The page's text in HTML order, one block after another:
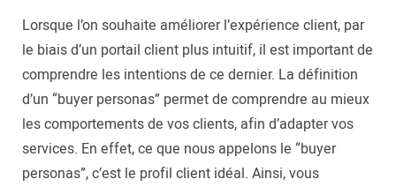
Lorsque l’on souhaite améliorer l’expérience client, par
le biais d’un portail client plus intuitif, il est important de
comprendre les intentions de ce dernier. La définition
d’un “buyer personas” permet de comprendre au mieux
les comportements de vos clients, afin d’adapter vos
services. En effet, ce que nous appelons le “buyer
personas”, c’est le profil client idéal. Ainsi, vous